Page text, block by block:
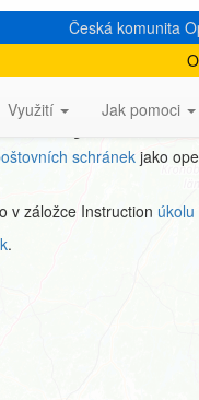
Česká komunita
Využití Jak pomoci
schránekjako
v záložce Instruction
.